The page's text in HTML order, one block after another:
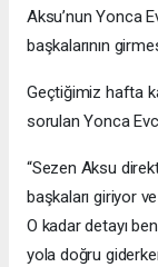
Aksu’nun Yonca
başkalarının
Geçtiğimiz hafta
sorulan Yonca
“Sezen Aksu
başkaları giriyor
O kadar detayı
yola doğru